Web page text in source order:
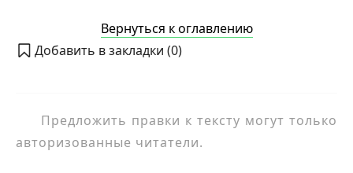
Вернуться к оглавлению
Добавить в закладки (0)
Предложить правки к тексту могут только
авторизованные читатели.